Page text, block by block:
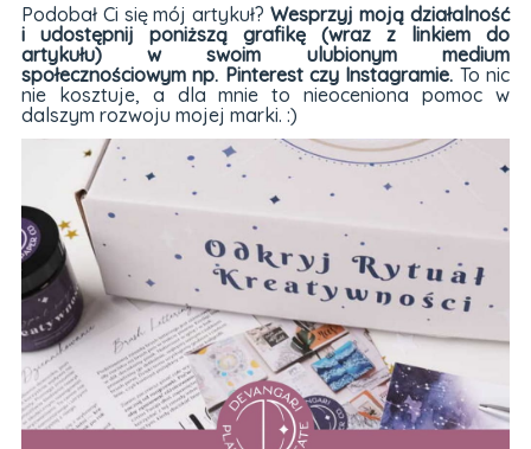
Podobał Ci się mój artykuł?Wesprzyj moją działalność
i udostępnij poniższą grafikę (wraz z linkiem do
artykułu) w swoim ulubionym medium
społecznościowym np. Pinterest czy Instagramie. To nic
nie kosztuje, a dla mnie to nieoceniona pomoc w
dalszym rozwoju mojej marki. :)